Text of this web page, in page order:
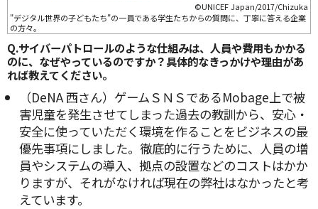
©UNICEF Japan/2017/Chizuka
"デジタル世界の子どもたち"の一員である学生たちからの質問に、丁寧に答える企業
の方々。
Q.サイバーパトロールのような仕組みは、人員や費用もかかる
のに、なぜやっているのですか？具体的なきっかけや理由があ
れば教えてください。
（DeNA 西さん）ゲームＳＮＳであるMobage上で被
害児童を発生させてしまった過去の教訓から、安心・
安全に使っていただく環境を作ることをビジネスの最
優先事項にしました。徹底的に行うために、人員の増
員やシステムの導入、拠点の設置などのコストはかか
りますが、それがなければ現在の弊社はなかったと考
えています。